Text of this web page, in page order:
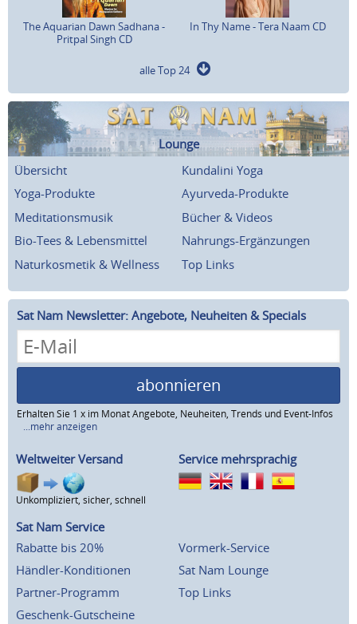
The Aquarian Dawn Sadhana -
Pritpal Singh CD
In Thy Name - Tera Naam CD
alle Top 24
Lounge
Übersicht
Kundalini Yoga
Yoga-Produkte
Ayurveda-Produkte
Meditationsmusik
Bücher & Videos
Bio-Tees & Lebensmittel
Nahrungs-Ergänzungen
Naturkosmetik & Wellness
Top Links
Sat Nam Newsletter: Angebote, Neuheiten & Specials
abonnieren
Erhalten Sie 1 x im Monat Angebote, Neuheiten, Trends und Event-Infos
...mehr anzeigen
Weltweiter Versand
Unkompliziert, sicher, schnell
Service mehrsprachig
Sat Nam Service
Rabatte bis 20%
Händler-Konditionen
Partner-Programm
Geschenk-Gutscheine
Vormerk-Service
Sat Nam Lounge
Top Links